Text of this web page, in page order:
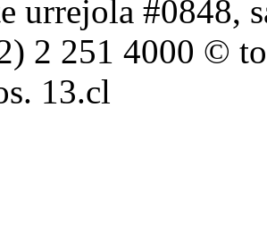
urrejola #0848,
2 251 4000 ©
13.cl